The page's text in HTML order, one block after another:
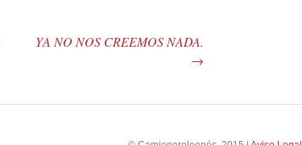
YA NO NOS CREEMOS NADA.
→